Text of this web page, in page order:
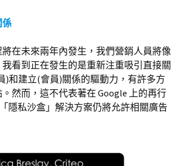
係
在未來兩年內發生，我們營銷人員將像
看到正在發生的是重新注重吸引直接關
)和建立(會員)關係的驅動力，有許多方
然而，這不代表著在 Google 上的再行
隱私沙盒」解決方案仍將允許相關廣告